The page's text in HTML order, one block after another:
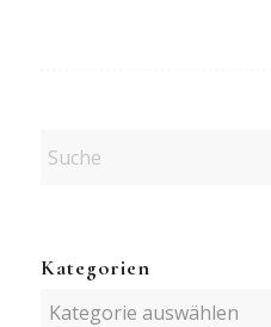
Kategorien
Kategorien